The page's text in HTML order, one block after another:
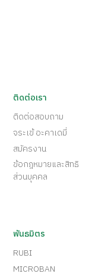
ติดต่อเรา
ติดต่อสอบถาม
จระเข้ อะคาเดมี่
สมัครงาน
ข้อกฎหมายและสิทธิ
ส่วนบุคคล
พันธมิตร
RUBI
MICROBAN